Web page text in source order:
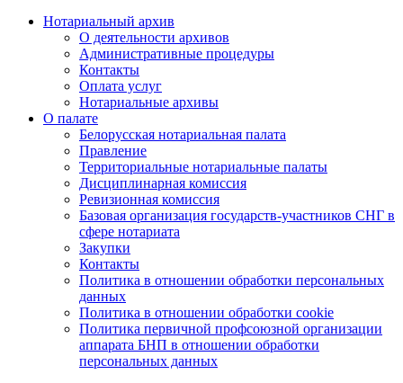
Нотариальный архив
О деятельности архивов
Административные процедуры
Контакты
Оплата услуг
Нотариальные архивы
О палате
Белорусская нотариальная палата
Правление
Территориальные нотариальные палаты
Дисциплинарная комиссия
Ревизионная комиссия
Базовая организация государств-участников СНГ в
сфере нотариата
Закупки
Контакты
Политика в отношении обработки персональных
данных
Политика в отношении обработки cookie
Политика первичной профсоюзной организации
аппарата БНП в отношении обработки
персональных данных